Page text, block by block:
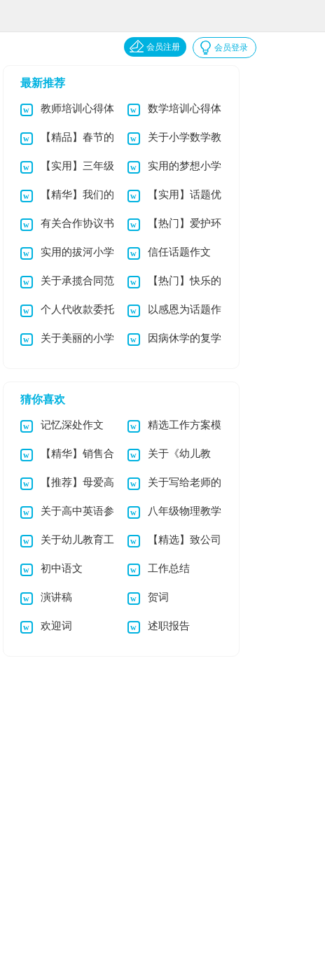
会员登录
会员注册
最新推荐
教师培训心得体
会范文 15篇
数学培训心得体
会
【精品】春节的
小学作文3篇
关于小学数学教
案范文汇编八篇
【实用】三年级
小学作文3篇
实用的梦想小学
作文三篇
【精华】我们的
故事小学作文三篇
【实用】话题优
秀作文汇编九篇
有关合作协议书
锦集7篇
【热门】爱护环
境小学作文四篇
实用的拔河小学
作文3篇
信任话题作文
关于承揽合同范
本
【热门】快乐的
中秋小学作文4篇
个人代收款委托
书
以感恩为话题作
文
关于美丽的小学 因病休学的复学
猜你喜欢
记忆深处作文 精选工作方案模
板集锦八篇
【精华】销售合
同集锦六篇
关于《幼儿教
育》心得体会范文锦
集9篇
【推荐】母爱高
中作文汇总9篇
关于写给老师的
感谢信7篇
关于高中英语参
考作文锦集五篇
八年级物理教学
工作计划
关于幼儿教育工
作计划集锦10篇
【精选】致公司
感谢信四篇
初中语文 工作总结
演讲稿 贺词
欢迎词 述职报告